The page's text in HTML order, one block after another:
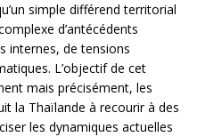
simple différend territorial
d’antécédents
internes, de tensions
L’objectif de cet
mais précisément, les
la Thaïlande à recourir à des
les dynamiques actuelles